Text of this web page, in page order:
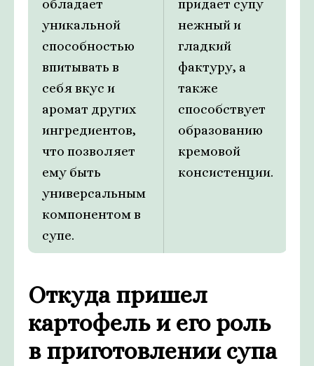
обладает
уникальной
способностью
впитывать в
себя вкус и
аромат других
ингредиентов,
что позволяет
ему быть
универсальным
компонентом в
супе.
придает супу
нежный и
гладкий
фактуру, а
также
способствует
образованию
кремовой
консистенции.
Откуда пришел
картофель и его роль
в приготовлении супа